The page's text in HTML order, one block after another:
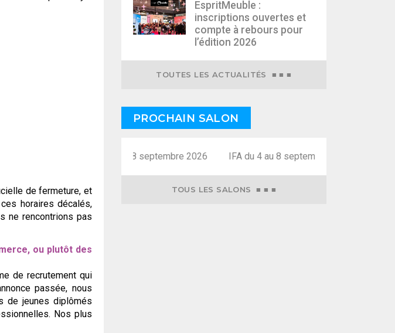
de fermeture, et
horaires décalés,
ne rencontrions pas
ou plutôt des
de recrutement qui
passée, nous
de jeunes diplômés
Nos plus
EspritMeuble :
inscriptions ouvertes et
compte à rebours pour
l’édition 2026
TOUTES LES ACTUALITÉS ■ ■ ■
PROCHAIN SALON
IFA du 4 au 8 septembre 2026
TOUS LES SALONS ■ ■ ■